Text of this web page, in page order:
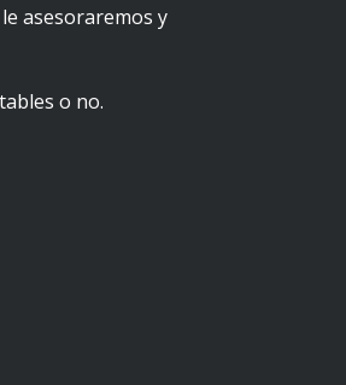
asesoraremos y
o no.